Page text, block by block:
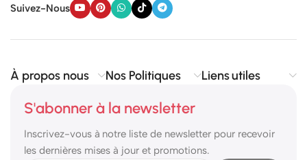
Suivez-Nous
À propos nous Nos Politiques Liens utiles
S'abonner à la newsletter
Inscrivez-vous à notre liste de newsletter pour recevoir
les dernières mises à jour et promotions.